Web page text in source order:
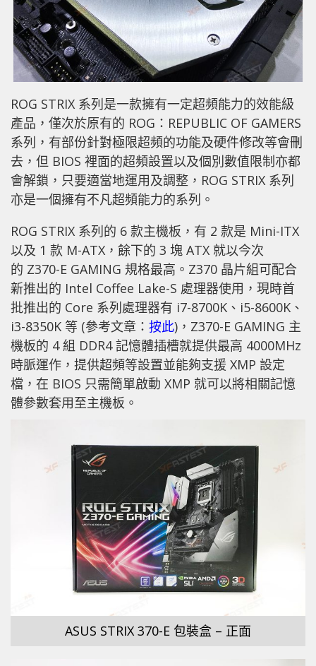
ROG STRIX 系列是一款擁有一定超頻能力的效能級
產品，僅次於原有的 ROG：REPUBLIC OF GAMERS
系列，有部份針對極限超頻的功能及硬件修改等會刪
去，但 BIOS 裡面的超頻設置以及個別數值限制亦都
會解鎖，只要適當地運用及調整，ROG STRIX 系列
亦是一個擁有不凡超頻能力的系列。
ROG STRIX 系列的 6 款主機板，有 2 款是 Mini-ITX
以及 1 款 M-ATX，餘下的 3 塊 ATX 就以今次
的 Z370-E GAMING 規格最高。Z370 晶片組可配合
新推出的 Intel Coffee Lake-S 處理器使用，現時首
批推出的 Core 系列處理器有 i7-8700K、i5-8600K、
i3-8350K 等 (參考文章： 按此)，Z370-E GAMING 主
機板的 4 組 DDR4 記憶體插槽就提供最高 4000MHz
時脈運作，提供超頻等設置並能夠支援 XMP 設定
檔，在 BIOS 只需簡單啟動 XMP 就可以將相關記憶
體參數套用至主機板。
ASUS STRIX 370-E 包裝盒 – 正面